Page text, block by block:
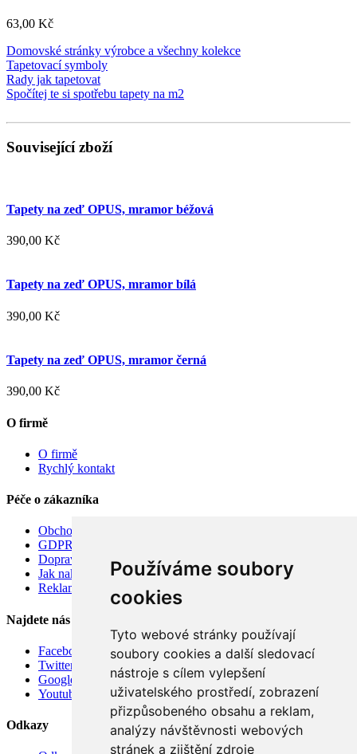
Používáme soubory
cookies
Tyto webové stránky používají
soubory cookies a další sledovací
nástroje s cílem vylepšení
uživatelského prostředí, zobrazení
přizpůsobeného obsahu a reklam,
analýzy návštěvnosti webových
stránek a zjištění zdroje
63,00 Kč
Domovské stránky výrobce a všechny kolekce
Tapetovací symboly
Rady jak tapetovat
Spočítej te si spotřebu tapety na m2
Související zboží
Tapety na zeď OPUS, mramor béžová
390,00 Kč
Tapety na zeď OPUS, mramor bílá
390,00 Kč
Tapety na zeď OPUS, mramor černá
390,00 Kč
O firmě
O firmě
Rychlý kontakt
Péče o zákazníka
Obchodní podmínky
GDPR
Doprava
Jak nakupovat
Reklamace
Najdete nás
Facebook
Twitter
Google
Youtube
Odkazy